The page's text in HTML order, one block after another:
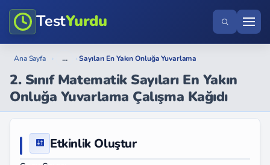
TestYurdu
Ana Sayfa › ... › Sayıları En Yakın Onluğa Yuvarlama
2. Sınıf Matematik Sayıları En Yakın
Onluğa Yuvarlama Çalışma Kağıdı
Etkinlik Oluştur